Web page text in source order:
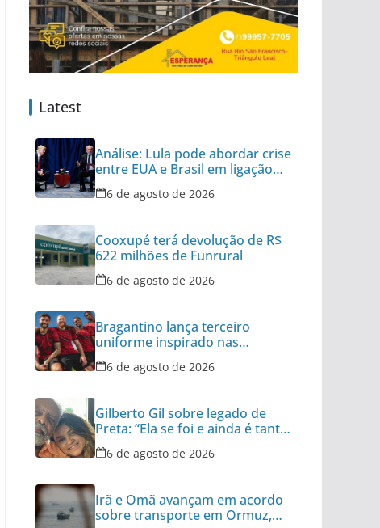
Latest
Análise: Lula pode abordar crise
entre EUA e Brasil em ligação
para Trump
6 de agosto de 2026
Cooxupé terá devolução de R$
622 milhões de Funrural
6 de agosto de 2026
Bragantino lança terceiro
uniforme inspirado nas
categorias de base
6 de agosto de 2026
Gilberto Gil sobre legado de
Preta: “Ela se foi e ainda é tanta
coisa”
6 de agosto de 2026
Irã e Omã avançam em acordo
sobre transporte em Ormuz,